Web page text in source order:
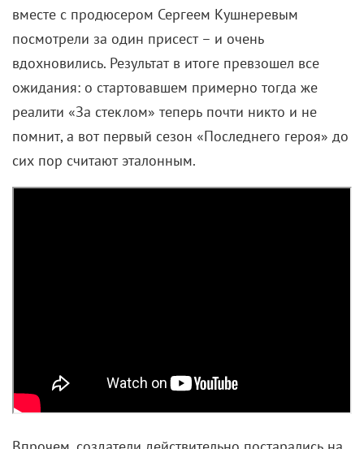
вместе с продюсером Сергеем Кушнеревым
посмотрели за один присест – и очень
вдохновились. Результат в итоге превзошел все
ожидания: о стартовавшем примерно тогда же
реалити «За стеклом» теперь почти никто и не
помнит, а вот первый сезон «Последнего героя» до
сих пор считают эталонным.